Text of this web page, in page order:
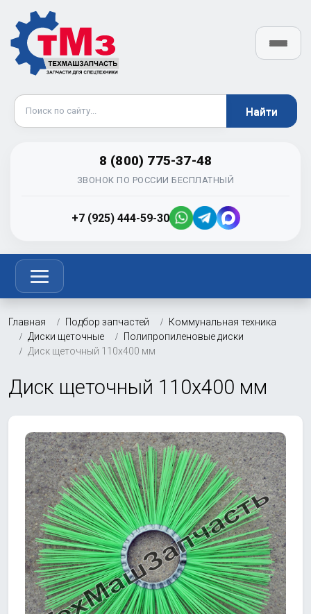
8 (800) 775-37-48
ЗВОНОК ПО РОССИИ БЕСПЛАТНЫЙ
+7 (925) 444-59-30
Главная Подбор запчастей
Коммунальная техника
Диски щеточные
Полипропиленовые диски
Диск щеточный 110х400 мм
Диск щеточный 110х400 мм